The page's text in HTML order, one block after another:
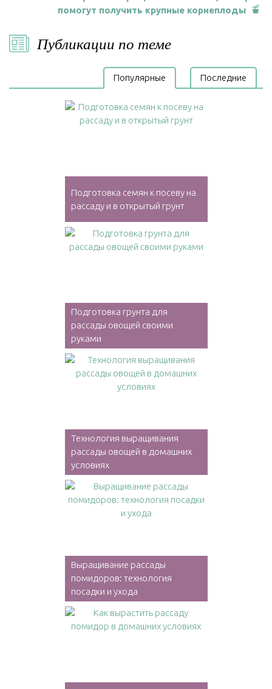
помогут получить крупные корнеплоды
Публикации по теме
Популярные Последние
Подготовка семян к посеву на
рассаду и в открытый грунт
Подготовка грунта для
рассады овощей своими
руками
Технология выращивания
рассады овощей в домашних
условиях
Выращивание рассады
помидоров: технология
посадки и ухода